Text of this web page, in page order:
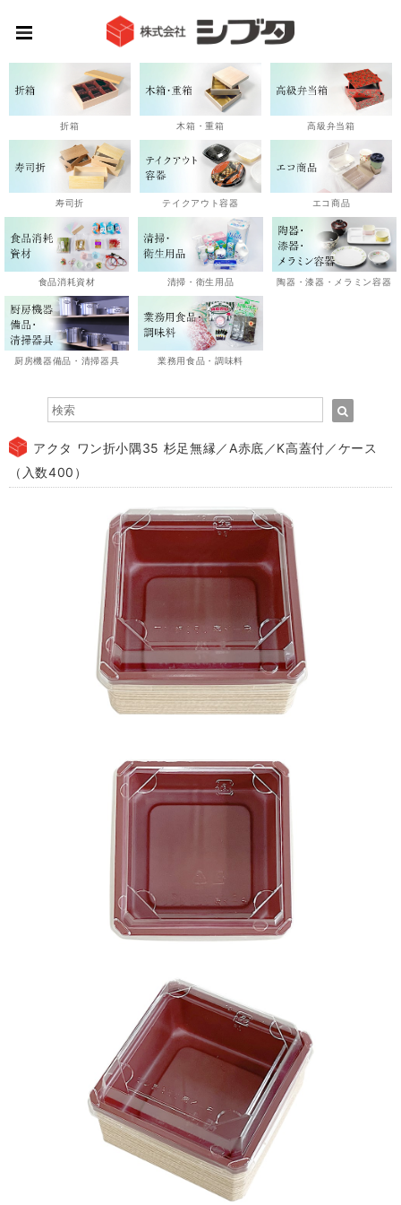
折箱 木箱・重箱 高級弁当箱
寿司折 テイクアウト容器 エコ商品
食品消耗資材 清掃・衛生用品 陶器・漆器・メラミン容器
厨房機器備品・清掃器具 業務用食品・調味料
アクタ ワン折小隅35 杉足無縁／A赤底／K高蓋付／ケース
（入数400）